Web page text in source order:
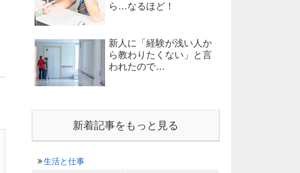
ら…なるほど！
新人に「経験が浅い人か
ら教わりたくない」と言
われたので…
新着記事をもっと見る
生活と仕事